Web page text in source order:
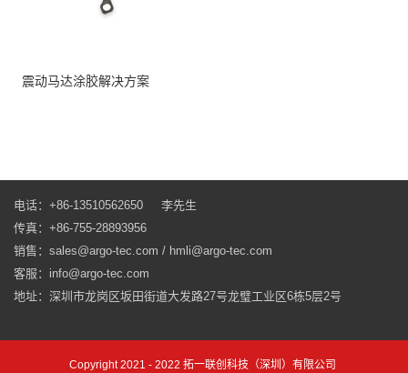
震动马达涂胶解决方案
电话：+86-13510562650 李先生
传真：+86-755-28893956
销售：sales@argo-tec.com / hmli@argo-tec.com
客服：info@argo-tec.com
地址：深圳市龙岗区坂田街道大发路27号龙璧工业区6栋5层2号
Copyright 2021 - 2022 拓一联创科技（深圳）有限公司